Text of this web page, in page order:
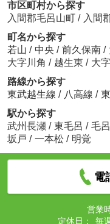
市区町村から探す
入間郡毛呂山町 / 入間
町名から探す
若山 / 中央 / 前久保南 /
大字川角 / 越生東 / 大
路線から探す
東武越生線 / 八高線 /
駅から探す
武州長瀬 / 東毛呂 / 毛呂
坂戸 / 一本松 / 明覚
電
営業
定休日：
毎